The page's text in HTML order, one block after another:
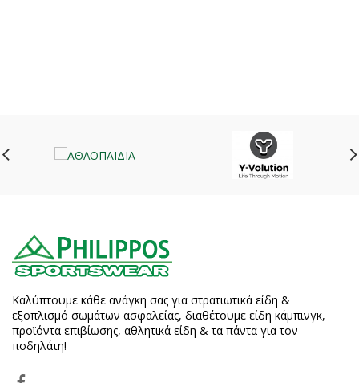
Καλύπτουμε κάθε ανάγκη σας για στρατιωτικά είδη &
εξοπλισμό σωμάτων ασφαλείας, διαθέτουμε είδη κάμπινγκ,
προϊόντα επιβίωσης, αθλητικά είδη & τα πάντα για τον
ποδηλάτη!